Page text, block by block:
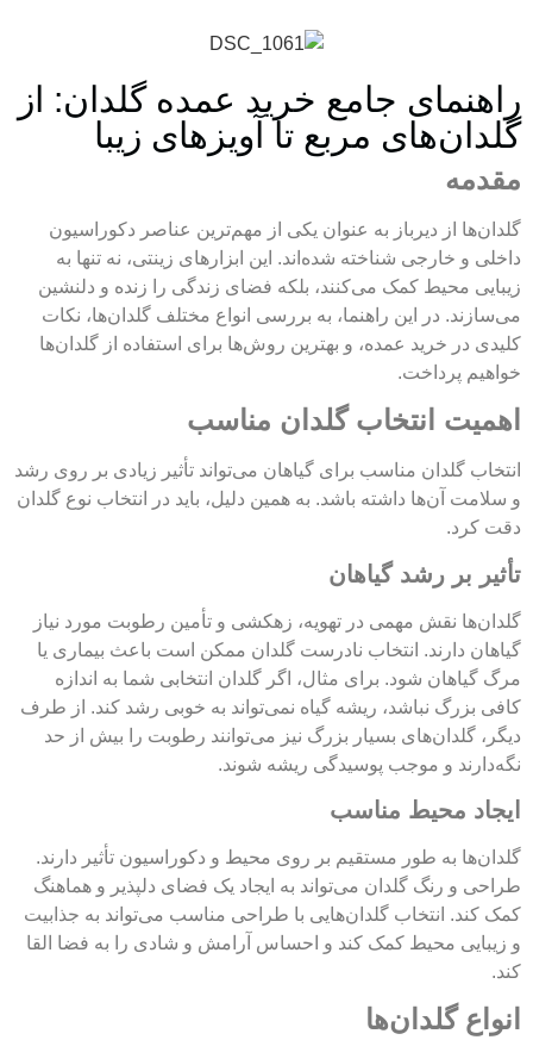
راهنمای جامع خرید عمده گلدان: از
گلدان‌های مربع تا آویزهای زیبا
مقدمه
گلدان‌ها از دیرباز به عنوان یکی از مهم‌ترین عناصر دکوراسیون
داخلی و خارجی شناخته شده‌اند. این ابزارهای زینتی، نه تنها به
زیبایی محیط کمک می‌کنند، بلکه فضای زندگی را زنده و دلنشین
می‌سازند. در این راهنما، به بررسی انواع مختلف گلدان‌ها، نکات
کلیدی در خرید عمده، و بهترین روش‌ها برای استفاده از گلدان‌ها
خواهیم پرداخت.
اهمیت انتخاب گلدان مناسب
انتخاب گلدان مناسب برای گیاهان می‌تواند تأثیر زیادی بر روی رشد
و سلامت آن‌ها داشته باشد. به همین دلیل، باید در انتخاب نوع گلدان
دقت کرد.
تأثیر بر رشد گیاهان
گلدان‌ها نقش مهمی در تهویه، زهکشی و تأمین رطوبت مورد نیاز
گیاهان دارند. انتخاب نادرست گلدان ممکن است باعث بیماری یا
مرگ گیاهان شود. برای مثال، اگر گلدان انتخابی شما به اندازه
کافی بزرگ نباشد، ریشه گیاه نمی‌تواند به خوبی رشد کند. از طرف
دیگر، گلدان‌های بسیار بزرگ نیز می‌توانند رطوبت را بیش از حد
نگه‌دارند و موجب پوسیدگی ریشه شوند.
ایجاد محیط مناسب
گلدان‌ها به طور مستقیم بر روی محیط و دکوراسیون تأثیر دارند.
طراحی و رنگ گلدان می‌تواند به ایجاد یک فضای دلپذیر و هماهنگ
کمک کند. انتخاب گلدان‌هایی با طراحی مناسب می‌تواند به جذابیت
و زیبایی محیط کمک کند و احساس آرامش و شادی را به فضا القا
کند.
انواع گلدان‌ها